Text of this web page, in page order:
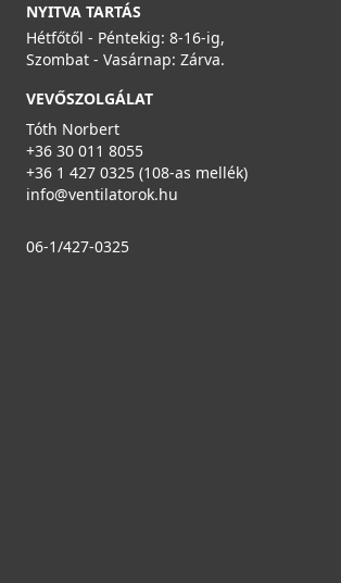
NYITVA TARTÁS
Hétfőtől - Péntekig: 8-16-ig,
Szombat - Vasárnap: Zárva.
VEVŐSZOLGÁLAT
Tóth Norbert
+36 30 011 8055
+36 1 427 0325 (108-as mellék)
info@ventilatorok.hu
06-1/427-0325